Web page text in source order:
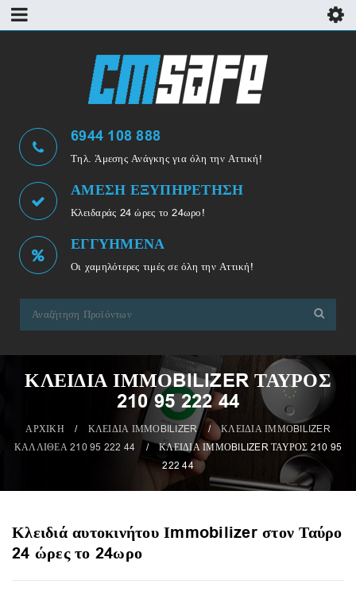
6944 108 888
Τηλ. Άμεσης Ανάγκης για όλη την Αττική!
ΑΜΕΣΗ ΕΞΥΠΗΡΕΤΗΣΗ
Κλειδαράς 24 ώρες το 24ωρο!
ΕΓΓΥΗΜΕΝΑ
Οι χαμηλότερες τιμές σε όλη την Αττική!
ΚΛΕΙΔΙΑ ΙΜΜΟBILIZER ΤΑΥΡΟΣ
210 95 222 44
ΑΡΧΙΚΗ / ΚΛΕΙΔΙΑ ΙΜΜΟBILIZER /
ΚΛΕΙΔΙΑ ΙΜΜΟBILIZER
ΚΑΛΛΙΘΕΑ 210 95 222 44
/
ΚΛΕΙΔΙΑ ΙΜΜΟBILIZER ΤΑΥΡΟΣ 210 95
222 44
Κλειδιά αυτοκινήτου Ιmmobilizer στον Ταύρο
24 ώρες το 24ωρο